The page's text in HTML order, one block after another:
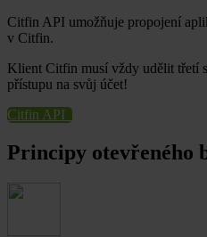
Citfin API umožňuje propojení
v Citfin.
Klient Citfin musí vždy udělit třetí
přístupu na svůj účet!
Citfin API
Principy otevřeného